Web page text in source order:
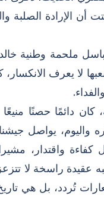
أن الإرادة
ملحمة وطنية
لا يعرف
دائمًا حصنًا
يواصل
بكل كفاءة
عقيدة راسخة لا
تُردد، بل هي